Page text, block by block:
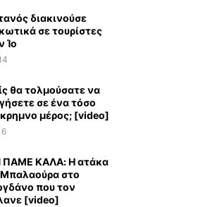
διακινούσε
σε τουρίστες
Ίο
θα τολμούσατε να
σε ένα τόσο
μέρος; [video]
ΠΑΜΕ ΚΑΛΑ: Η ατάκα
στο
που τον
[video]